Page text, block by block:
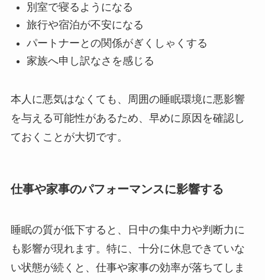
別室で寝るようになる
旅行や宿泊が不安になる
パートナーとの関係がぎくしゃくする
家族へ申し訳なさを感じる
本人に悪気はなくても、周囲の睡眠環境に悪影響
を与える可能性があるため、早めに原因を確認し
ておくことが大切です。
仕事や家事のパフォーマンスに影響する
睡眠の質が低下すると、日中の集中力や判断力に
も影響が現れます。特に、十分に休息できていな
い状態が続くと、仕事や家事の効率が落ちてしま